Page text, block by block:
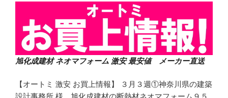
旭化成建材 ネオマフォーム 激安 最安値 メーカー直送
【オートミ 激安 お買上情報】 ３月３週①神奈川県の建築